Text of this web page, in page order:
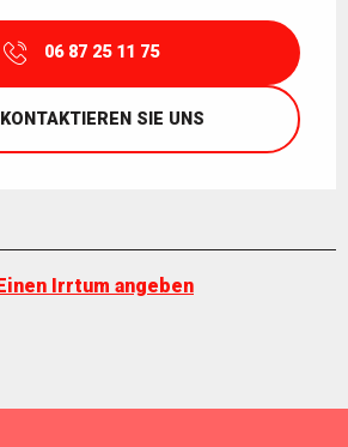
06 87 25 11 75
KONTAKTIEREN SIE UNS
Irrtum angeben